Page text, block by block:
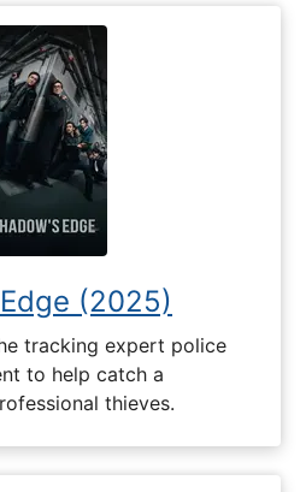
(2025)
tracking expert police
to help catch a
thieves.